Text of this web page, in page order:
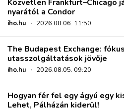
Közvetlen Frankfurt–Chicago
nyarától a Condor
iho.hu · 2026.08.06. 11:50
The Budapest Exchange:
utasszolgáltatások jövője
iho.hu · 2026.08.05. 09:20
Hogyan fér fel egy ágyú egy
Lehet, Pálházán kiderül!